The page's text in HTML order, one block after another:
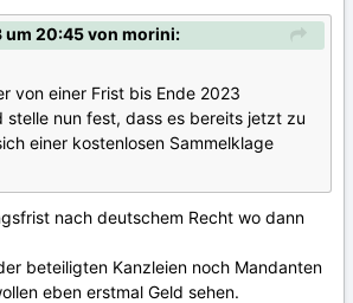
um 20:45 von morini:
von einer Frist bis Ende 2023
stelle nun fest, dass es bereits jetzt zu
einer kostenlosen Sammelklage
nach deutschem Recht wo dann
beteiligten Kanzleien noch Mandanten
eben erstmal Geld sehen.